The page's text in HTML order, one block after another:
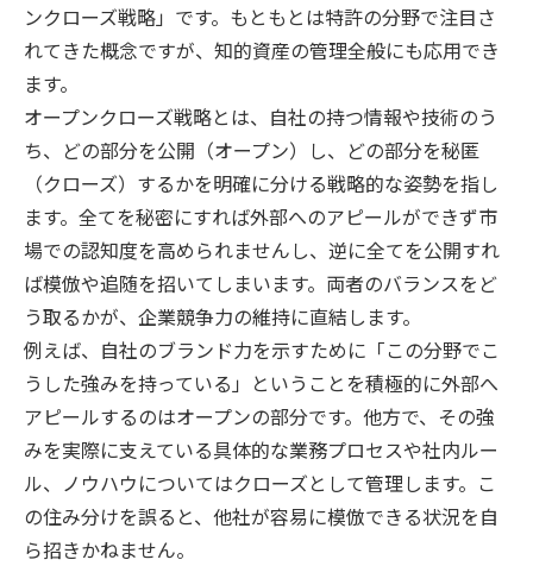
ンクローズ戦略」です。もともとは特許の分野で注目さ
れてきた概念ですが、知的資産の管理全般にも応用でき
ます。
オープンクローズ戦略とは、自社の持つ情報や技術のう
ち、どの部分を公開（オープン）し、どの部分を秘匿
（クローズ）するかを明確に分ける戦略的な姿勢を指し
ます。全てを秘密にすれば外部へのアピールができず市
場での認知度を高められませんし、逆に全てを公開すれ
ば模倣や追随を招いてしまいます。両者のバランスをど
う取るかが、企業競争力の維持に直結します。
例えば、自社のブランド力を示すために「この分野でこ
うした強みを持っている」ということを積極的に外部へ
アピールするのはオープンの部分です。他方で、その強
みを実際に支えている具体的な業務プロセスや社内ルー
ル、ノウハウについてはクローズとして管理します。こ
の住み分けを誤ると、他社が容易に模倣できる状況を自
ら招きかねません。